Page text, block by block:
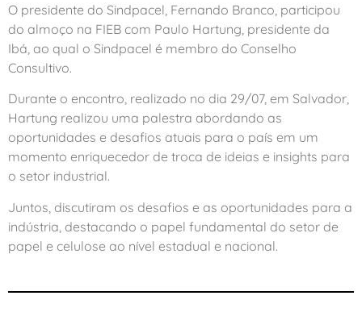
O presidente do Sindpacel, Fernando Branco, participou
do almoço na FIEB com Paulo Hartung, presidente da
Ibá, ao qual o Sindpacel é membro do Conselho
Consultivo.
Durante o encontro, realizado no dia 29/07, em Salvador,
Hartung realizou uma palestra abordando as
oportunidades e desafios atuais para o país em um
momento enriquecedor de troca de ideias e insights para
o setor industrial.
Juntos, discutiram os desafios e as oportunidades para a
indústria, destacando o papel fundamental do setor de
papel e celulose ao nível estadual e nacional.